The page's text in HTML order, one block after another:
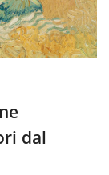
dal